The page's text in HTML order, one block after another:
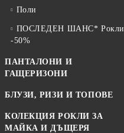
Поли
ПОСЛЕДЕН ШАНС* Рокли
-50%
ПАНТАЛОНИ И
ГАЩЕРИЗОНИ
БЛУЗИ, РИЗИ И ТОПОВЕ
КОЛЕКЦИЯ РОКЛИ ЗА
МАЙКА И ДЪЩЕРЯ